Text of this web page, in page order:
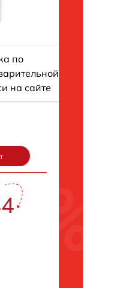
по
на сайте